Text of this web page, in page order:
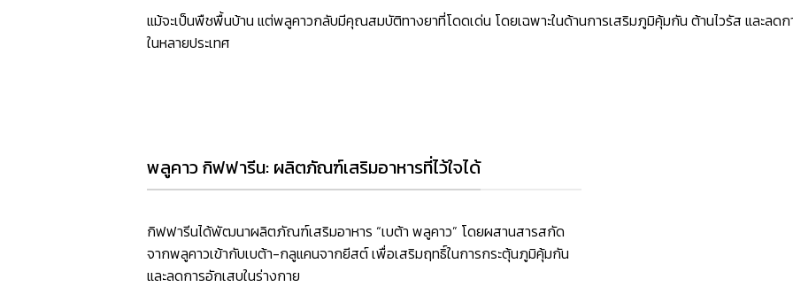
แม้จะเป็นพืชพื้นบ้าน แต่พลูคาวกลับมีคุณสมบัติทางยาที่โดดเด่น โดยเฉพาะในด้านการเสริมภูมิคุ้มกัน ต้านไวรัส และลด
ในหลายประเทศ
พลูคาว กิฟฟารีน: ผลิตภัณฑ์เสริมอาหารที่ไว้ใจได้
กิฟฟารีนได้พัฒนาผลิตภัณฑ์เสริมอาหาร “เบต้า พลูคาว” โดยผสานสารสกัด
จากพลูคาวเข้ากับเบต้า-กลูแคนจากยีสต์ เพื่อเสริมฤทธิ์ในการกระตุ้นภูมิคุ้มกัน
และลดการอักเสบในร่างกาย